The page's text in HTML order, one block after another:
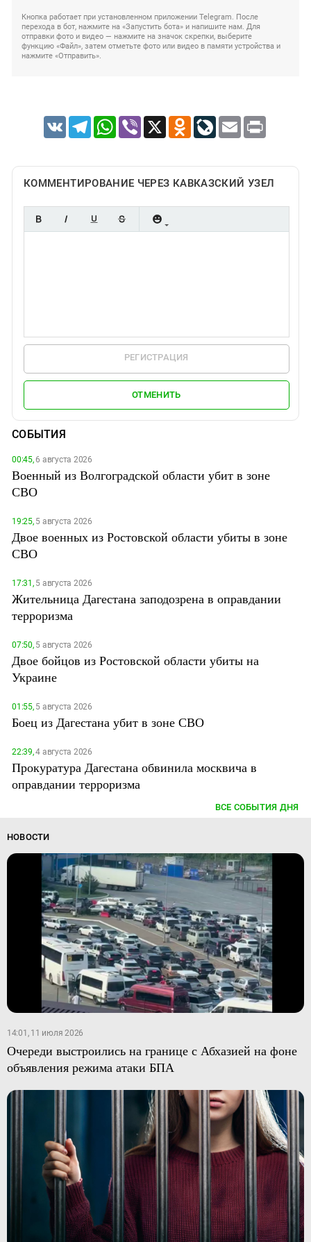
Кнопка работает при установленном приложении Telegram. После
перехода в бот, нажмите на «Запустить бота» и напишите нам. Для
отправки фото и видео — нажмите на значок скрепки, выберите
функцию «Файл», затем отметьте фото или видео в памяти устройства и
нажмите «Отправить».
VK TelegramWhatsApp
Viber X Odnoklassniki
LiveJournal
Email Print
КОММЕНТИРОВАНИЕ ЧЕРЕЗ КАВКАЗСКИЙ УЗЕЛ
РЕГИСТРАЦИЯ
ОТМЕНИТЬ
СОБЫТИЯ
00:45,6 августа 2026
Военный из Волгоградской области убит в зоне
СВО
19:25,5 августа 2026
Двое военных из Ростовской области убиты в зоне
СВО
17:31,5 августа 2026
Жительница Дагестана заподозрена в оправдании
терроризма
07:50,5 августа 2026
Двое бойцов из Ростовской области убиты на
Украине
01:55,5 августа 2026
Боец из Дагестана убит в зоне СВО
22:39,4 августа 2026
Прокуратура Дагестана обвинила москвича в
оправдании терроризма
ВСЕ СОБЫТИЯ ДНЯ
НОВОСТИ
14:01, 11 июля 2026
Очереди выстроились на границе с Абхазией на фоне
объявления режима атаки БПА